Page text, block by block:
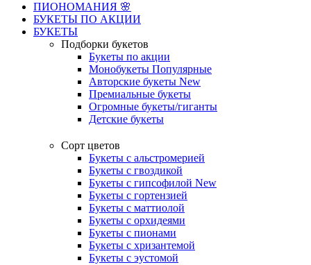
ПИОНОМАНИЯ 🌸
БУКЕТЫ ПО АКЦИИ
БУКЕТЫ
Подборки букетов
Букеты по акции
Монобукеты Популярные
Авторские букеты New
Премиальные букеты
Огромные букеты/гиганты
Детские букеты
Сорт цветов
Букеты с альстромерией
Букеты с гвоздикой
Букеты с гипсофилой New
Букеты с гортензией
Букеты с маттиолой
Букеты с орхидеями
Букеты с пионами
Букеты с хризантемой
Букеты с эустомой